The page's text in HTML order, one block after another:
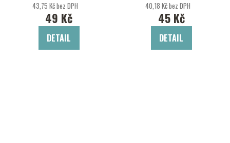
43,75 Kč bez DPH
49 Kč
DETAIL
40,18 Kč bez DPH
45 Kč
DETAIL